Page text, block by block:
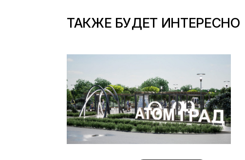
ТАКЖЕ БУДЕТ ИНТЕРЕСНО